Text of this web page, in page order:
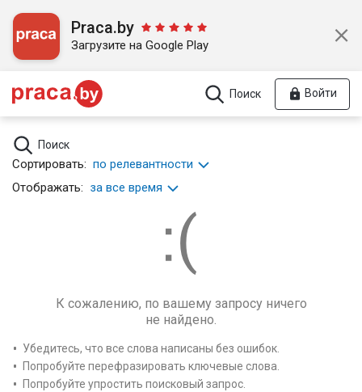
Praca.by
Загрузите на Google Play
Поиск Войти
Поиск
Сортировать: по релевантности
Отображать: за все время
К сожалению, по вашему запросу ничего
не найдено.
Убедитесь, что все слова написаны без ошибок.
Попробуйте перефразировать ключевые слова.
Попробуйте упростить поисковый запрос.